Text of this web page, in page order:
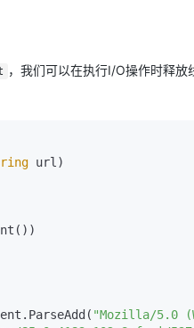
，我们可以在执行I/O操作时释
url )
"Mozilla/5.0